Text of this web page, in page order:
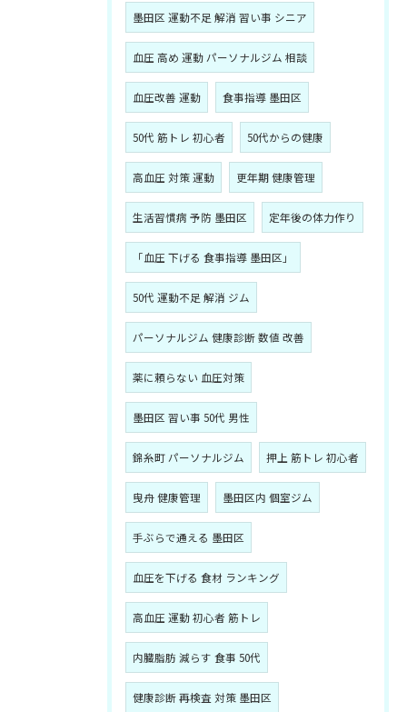
墨田区 運動不足 解消 習い事 シニア
血圧 高め 運動 パーソナルジム 相談
血圧改善 運動 食事指導 墨田区
50代 筋トレ 初心者 50代からの健康
高血圧 対策 運動 更年期 健康管理
生活習慣病 予防 墨田区 定年後の体力作り
「血圧 下げる 食事指導 墨田区」
50代 運動不足 解消 ジム
パーソナルジム 健康診断 数値 改善
薬に頼らない 血圧対策
墨田区 習い事 50代 男性
錦糸町 パーソナルジム 押上 筋トレ 初心者
曳舟 健康管理 墨田区内 個室ジム
手ぶらで通える 墨田区
血圧を下げる 食材 ランキング
高血圧 運動 初心者 筋トレ
内臓脂肪 減らす 食事 50代
健康診断 再検査 対策 墨田区